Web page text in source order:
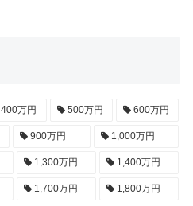
400万円 500万円 600万円
900万円 1,000万円
1,300万円 1,400万円
1,700万円 1,800万円